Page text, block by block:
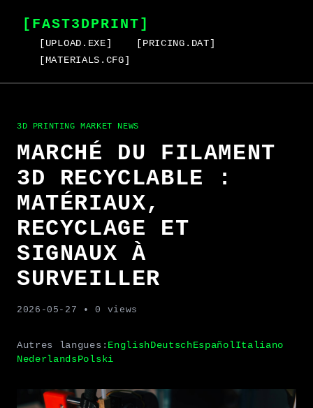
[FAST3DPRINT]
[UPLOAD.EXE]
[PRICING.DAT]
[MATERIALS.CFG]
3D PRINTING MARKET NEWS
MARCHÉ DU FILAMENT
3D RECYCLABLE :
MATÉRIAUX,
RECYCLAGE ET
SIGNAUX À
SURVEILLER
2026-05-27 • 0 views
Autres langues: EnglishDeutschEspañolItaliano
NederlandsPolski